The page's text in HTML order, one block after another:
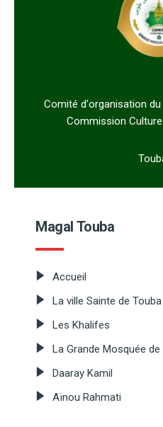
Comité d'organisation
Commission
Magal Touba
Accueil
La ville Sainte de Touba
Les Khalifes
La Grande Mosquée de
Daaray Kamil
Aïnou Rahmati